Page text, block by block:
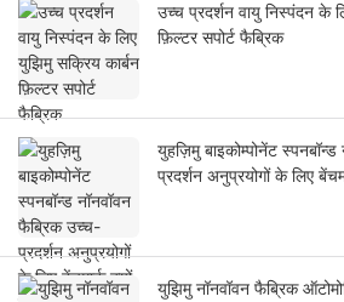
उच्च प्रदर्शन वायु निस्पंदन के
फ़िल्टर सपोर्ट फैब्रिक
युहज़िमु बाइकोम्पोनेंट
प्रदर्शन अनुप्रयोगों के लिए
युझिमु नॉनवॉवन फैब्रिक